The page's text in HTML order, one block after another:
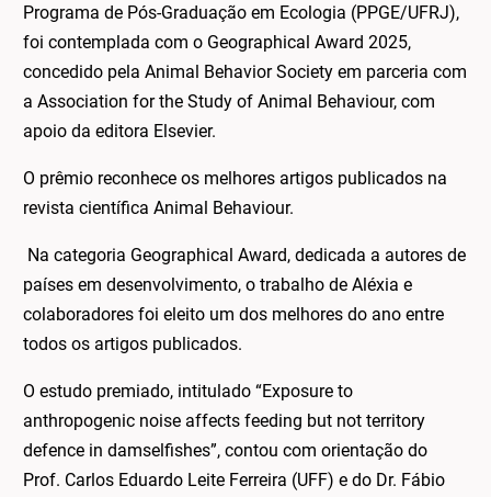
Programa de Pós-Graduação em Ecologia (PPGE/UFRJ),
foi contemplada com o Geographical Award 2025,
concedido pela Animal Behavior Society em parceria com
a Association for the Study of Animal Behaviour, com
apoio da editora Elsevier.
O prêmio reconhece os melhores artigos publicados na
revista científica Animal Behaviour.
Na categoria Geographical Award, dedicada a autores de
países em desenvolvimento, o trabalho de Aléxia e
colaboradores foi eleito um dos melhores do ano entre
todos os artigos publicados.
O estudo premiado, intitulado “Exposure to
anthropogenic noise affects feeding but not territory
defence in damselfishes”, contou com orientação do
Prof. Carlos Eduardo Leite Ferreira (UFF) e do Dr. Fábio